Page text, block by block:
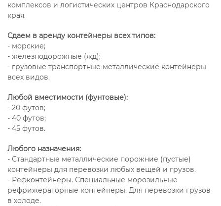
комплексов и логистических центров Краснодарского
края.
Сдаем в аренду контейнеры всех типов:
- морские;
- железнодорожные (жд);
- грузовые транспортные металлические контейнеры
всех видов.
Любой вместимости (фунтовые):
- 20 футов;
- 40 футов;
- 45 футов.
Любого назначения:
- Стандартные металлические порожние (пустые)
контейнеры для перевозки любых вещей и грузов.
- Рефконтейнеры. Специальные морозильные
рефрижераторные контейнеры. Для перевозки грузов
в холоде.